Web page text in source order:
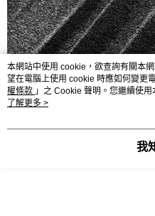
本網站中使用 cookie，欲查詢有關本
望在電腦上使用 cookie 時應如何變更
權條款 」之 Cookie 聲明。您繼續使
用條款之 Cookie 聲明使用 cookie。
了解更多 >
我